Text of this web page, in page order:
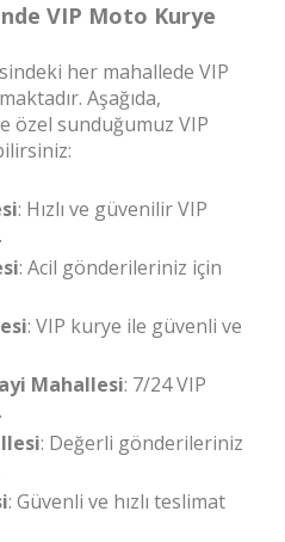
VIP Moto Kurye
her mahallede VIP
Aşağıda,
özel sunduğumuz VIP
: Hızlı ve güvenilir VIP
: Acil gönderileriniz için
: VIP kurye ile güvenli ve
Mahallesi: 7/24 VIP
: Değerli gönderileriniz
: Güvenli ve hızlı teslimat